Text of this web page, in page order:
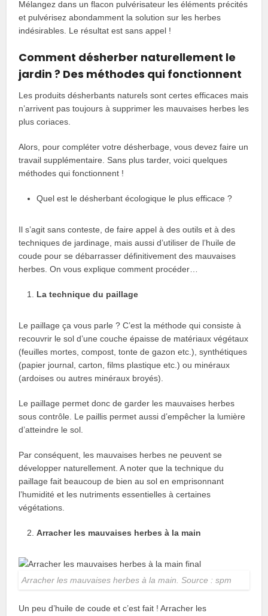
Mélangez dans un flacon pulvérisateur les éléments précités
et pulvérisez abondamment la solution sur les herbes
indésirables. Le résultat est sans appel !
Comment désherber naturellement le
jardin ? Des méthodes qui fonctionnent
Les produits désherbants naturels sont certes efficaces mais
n’arrivent pas toujours à supprimer les mauvaises herbes les
plus coriaces.
Alors, pour compléter votre désherbage, vous devez faire un
travail supplémentaire. Sans plus tarder, voici quelques
méthodes qui fonctionnent !
Quel est le désherbant écologique le plus efficace ?
Il s’agit sans conteste, de faire appel à des outils et à des
techniques de jardinage, mais aussi d’utiliser de l’huile de
coude pour se débarrasser définitivement des mauvaises
herbes. On vous explique comment procéder…
La technique du paillage
Le paillage ça vous parle ? C’est la méthode qui consiste à
recouvrir le sol d’une couche épaisse de matériaux végétaux
(feuilles mortes, compost, tonte de gazon etc.), synthétiques
(papier journal, carton, films plastique etc.) ou minéraux
(ardoises ou autres minéraux broyés).
Le paillage permet donc de garder les mauvaises herbes
sous contrôle. Le paillis permet aussi d’empêcher la lumière
d’atteindre le sol.
Par conséquent, les mauvaises herbes ne peuvent se
développer naturellement. A noter que la technique du
paillage fait beaucoup de bien au sol en emprisonnant
l’humidité et les nutriments essentielles à certaines
végétations.
Arracher les mauvaises herbes à la main
Arracher les mauvaises herbes à la main. Source : spm
Un peu d’huile de coude et c’est fait ! Arracher les